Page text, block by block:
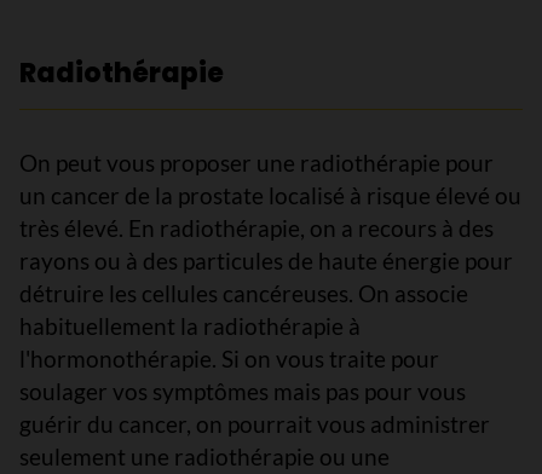
Radiothérapie
On peut vous proposer une radiothérapie pour
un cancer de la prostate localisé à risque élevé ou
très élevé. En radiothérapie, on a recours à des
rayons ou à des particules de haute énergie pour
détruire les cellules cancéreuses. On associe
habituellement la radiothérapie à
l'hormonothérapie. Si on vous traite pour
soulager vos symptômes mais pas pour vous
guérir du cancer, on pourrait vous administrer
seulement une radiothérapie ou une